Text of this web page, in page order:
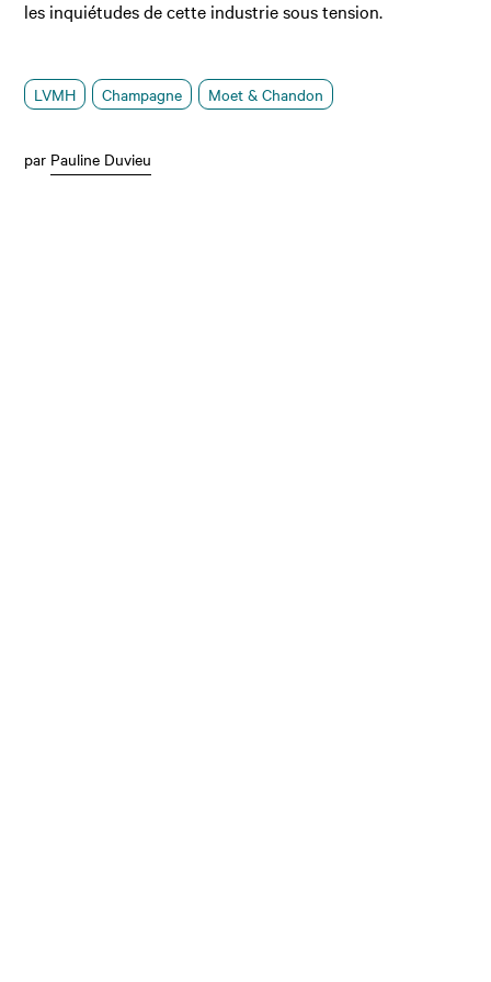
les inquiétudes de cette industrie sous tension.
LVMH Champagne Moet & Chandon
par Pauline Duvieu